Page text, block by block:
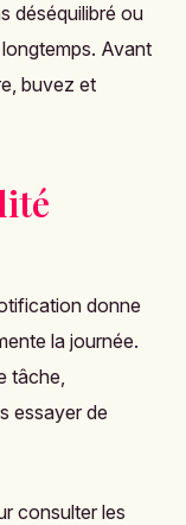
déséquilibré ou
Avant
buvez et
donne
la journée.
tâche,
essayer de
consulter les